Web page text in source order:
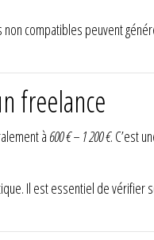
compatibles peuvent
freelance
à 600 € – 1 200 €. C’est
Il est essentiel de vérifier